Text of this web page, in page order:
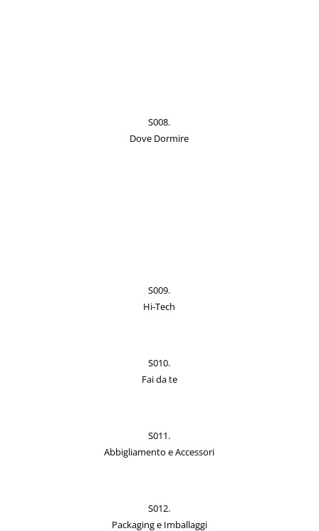
S008.
Dove Dormire
S009.
Hi-Tech
S010.
Fai da te
S011.
Abbigliamento e Accessori
S012.
Packaging e Imballaggi